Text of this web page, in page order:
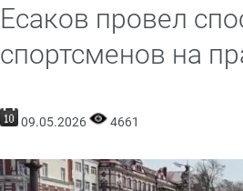
Есаков провел
спортсменов на
09.05.2026 4661